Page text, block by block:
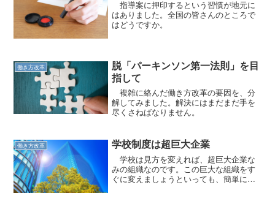
指導案に押印するという習慣が地元に
はありました。全国の皆さんのところで
はどうですか。
働き方改革
脱「パーキンソン第一法則」を目
指して
複雑に絡んだ働き方改革の要因を、分
解してみました。解決にはまだまだ手を
尽くさねばなりません。
働き方改革 学校制度は超巨大企業
学校は見方を変えれば、超巨大企業な
みの組織なのです。この巨大な組織をす
ぐに変えましょうといっても、簡単には